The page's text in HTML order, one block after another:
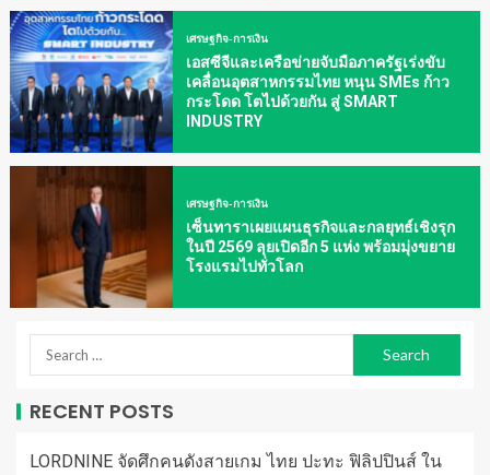
เศรษฐกิจ-การเงิน
เอสซีจีและเครือข่ายจับมือภาครัฐเร่งขับ
เคลื่อนอุตสาหกรรมไทย หนุน SMEs ก้าว
กระโดด โตไปด้วยกัน สู่ SMART
INDUSTRY
เศรษฐกิจ-การเงิน
เซ็นทาราเผยแผนธุรกิจและกลยุทธ์เชิงรุก
ในปี 2569 ลุยเปิดอีก 5 แห่ง พร้อมมุ่งขยาย
โรงแรมไปทั่วโลก
RECENT POSTS
LORDNINE จัดศึกคนดังสายเกม ไทย ปะทะ ฟิลิปปินส์ ใน